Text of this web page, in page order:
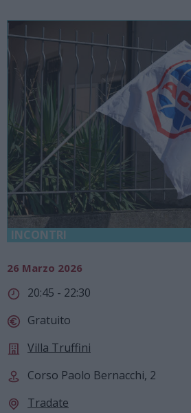
INCONTRI
26 Marzo 2026
20:45 - 22:30
Gratuito
Villa Truffini
Corso Paolo Bernacchi, 2
Tradate